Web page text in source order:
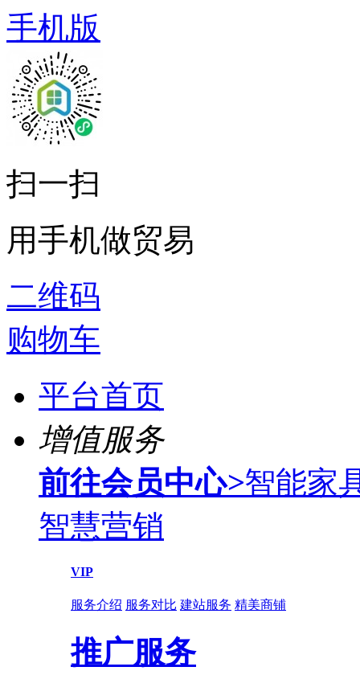
手机版
扫一扫
用手机做贸易
二维码
购物车
平台首页
增值服务
前往会员中心>智能家
智慧营销
VIP
服务介绍 服务对比 建站服务 精美商铺
推广服务